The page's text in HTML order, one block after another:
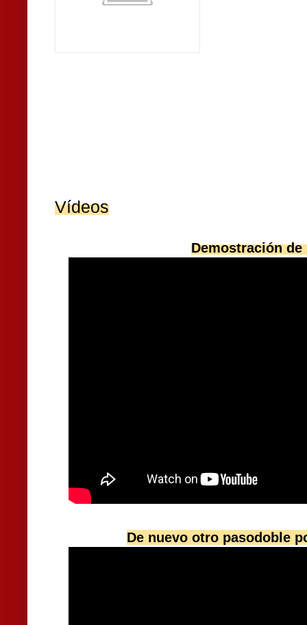
Vídeos
Demostración de
De nuevo otro pasodoble